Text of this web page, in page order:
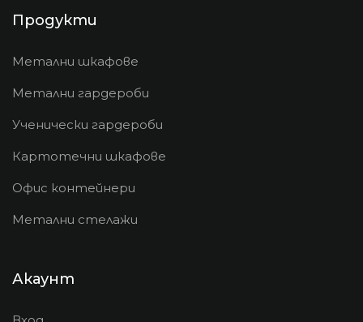
Продукти
Метални шкафове
Метални гардероби
Ученически гардероби
Картотечни шкафове
Офис контейнери
Метални стелажи
Акаунт